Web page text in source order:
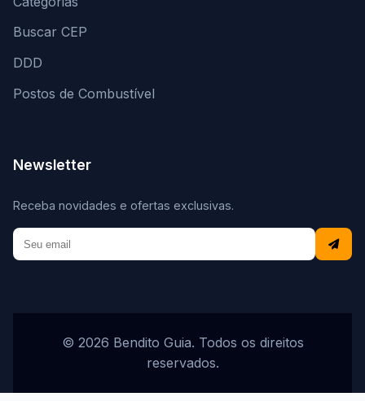
Buscar CEP
DDD
Postos de Combustível
Newsletter
Receba novidades e ofertas exclusivas.
© 2026 Bendito Guia. Todos os direitos
reservados.